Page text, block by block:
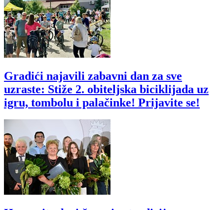
Gradići najavili zabavni dan za sve
uzraste: Stiže 2. obiteljska biciklijada uz
igru, tombolu i palačinke! Prijavite se!